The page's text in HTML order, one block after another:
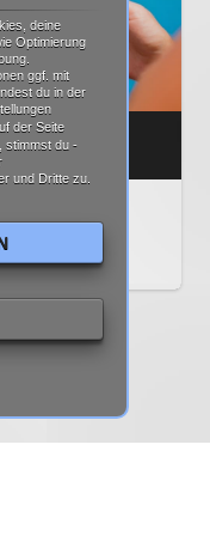
TIPP!
der Ihr YouTube
deine
Optimierung
ggf. mit
du in der
der Seite
stimmst du -
und Dritte zu.